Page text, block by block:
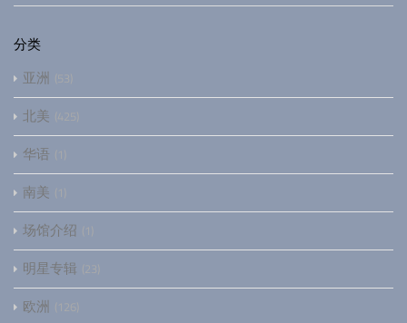
分类
亚洲 53
北美 425
华语 1
南美 1
场馆介绍 1
明星专辑 23
欧洲 126